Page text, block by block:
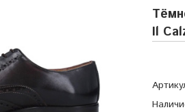
Il